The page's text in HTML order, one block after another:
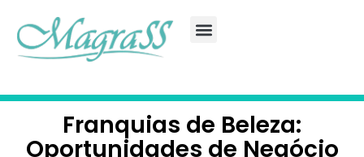
Franquias de Beleza:
Oportunidades de Negócio